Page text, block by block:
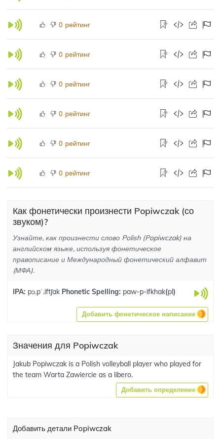
0 рейтинг
0 рейтинг
0 рейтинг
0 рейтинг
0 рейтинг
0 рейтинг
Как фонетически произнести Popiwczak (со
звуком)?
Узнайте, как произнести слово Polish (Popiwczak) на
английском языке, используя фонетическое
правописание и Международный фонетический алфавит
(МФА).
IPA: pɔ.pˈ.iftʃak Phonetic Spelling: paw-p-ifkhak(pl)
Добавить фонетическое написание
Значения для Popiwczak
Jakub Popiwczak is a Polish volleyball player who played for
the team Warta Zawiercie as a libero.
Добавить определение
Добавить детали Popiwczak